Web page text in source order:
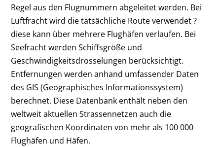
Regel aus den Flugnummern abgeleitet werden. Bei
Luftfracht wird die tatsächliche Route verwendet ?
diese kann über mehrere Flughäfen verlaufen. Bei
Seefracht werden Schiffsgröße und
Geschwindigkeitsdrosselungen berücksichtigt.
Entfernungen werden anhand umfassender Daten
des GIS (Geographisches Informationssystem)
berechnet. Diese Datenbank enthält neben den
weltweit aktuellen Strassennetzen auch die
geografischen Koordinaten von mehr als 100 000
Flughäfen und Häfen.